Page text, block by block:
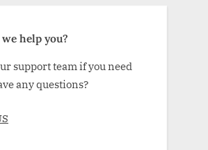
help you?
support team if you need
any questions?